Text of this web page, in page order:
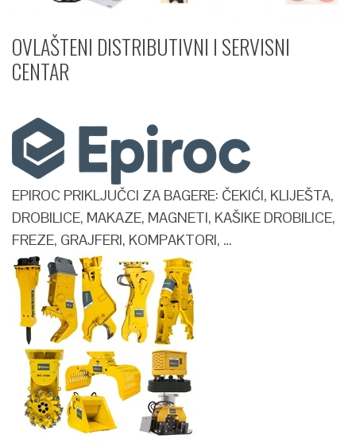
OVLAŠTENI DISTRIBUTIVNI I SERVISNI
CENTAR​
EPIROC PRIKLJUČCI ZA BAGERE: ČEKIĆI, KLIJEŠTA,
DROBILICE, MAKAZE, MAGNETI, KAŠIKE DROBILICE,
FREZE, GRAJFERI, KOMPAKTORI, …